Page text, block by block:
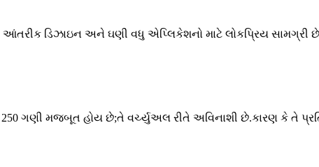
આંતરીક ડિઝાઇન અને ઘણી વધુ એપ્લિકેશનો માટે લોકપ્રિય સામગ્રી
250 ગણી મજબૂત હોય છે;તે વર્ચ્યુઅલ રીતે અવિનાશી છે.કારણ કે તે